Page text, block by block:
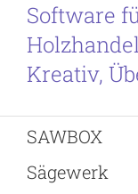
Software
Holzhandel
Kreativ,
SAWBOX
Sägewerk